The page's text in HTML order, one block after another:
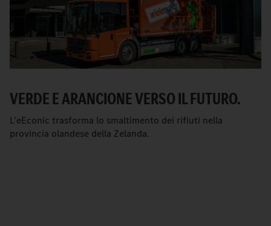
VERDE E ARANCIONE VERSO IL FUTURO.
L'eEconic trasforma lo smaltimento dei rifiuti nella
provincia olandese della Zelanda.